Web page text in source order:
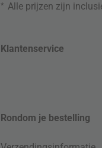
* Alle prijzen zijn
Klantenservice
Rondom je bestelling